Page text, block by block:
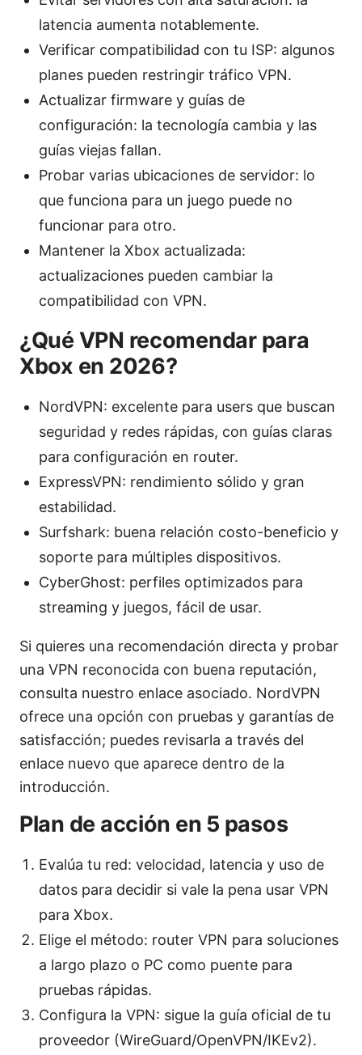
latencia aumenta notablemente.
Verificar compatibilidad con tu ISP: algunos
planes pueden restringir tráfico VPN.
Actualizar firmware y guías de
configuración: la tecnología cambia y las
guías viejas fallan.
Probar varias ubicaciones de servidor: lo
que funciona para un juego puede no
funcionar para otro.
Mantener la Xbox actualizada:
actualizaciones pueden cambiar la
compatibilidad con VPN.
¿Qué VPN recomendar para
Xbox en 2026?
NordVPN: excelente para users que buscan
seguridad y redes rápidas, con guías claras
para configuración en router.
ExpressVPN: rendimiento sólido y gran
estabilidad.
Surfshark: buena relación costo-beneficio y
soporte para múltiples dispositivos.
CyberGhost: perfiles optimizados para
streaming y juegos, fácil de usar.
Si quieres una recomendación directa y probar
una VPN reconocida con buena reputación,
consulta nuestro enlace asociado. NordVPN
ofrece una opción con pruebas y garantías de
satisfacción; puedes revisarla a través del
enlace nuevo que aparece dentro de la
introducción.
Plan de acción en 5 pasos
Evalúa tu red: velocidad, latencia y uso de
datos para decidir si vale la pena usar VPN
para Xbox.
Elige el método: router VPN para soluciones
a largo plazo o PC como puente para
pruebas rápidas.
Configura la VPN: sigue la guía oficial de tu
proveedor (WireGuard/OpenVPN/IKEv2).